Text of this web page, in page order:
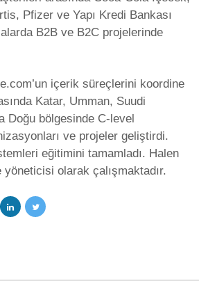
Pfizer ve Yapı Kredi Bankası
B2B ve B2C projelerinde
içerik süreçlerini koordine
Katar, Umman, Suudi
Doğu bölgesinde C-level
ve projeler geliştirdi.
eğitimini tamamladı. Halen
olarak çalışmaktadır.